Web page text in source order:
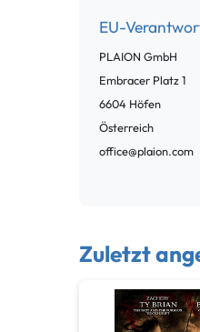
EU-
PLAION GmbH
Embracer Platz1
6604 Höfen
Österreich
office@plaion.com
Zuletzt